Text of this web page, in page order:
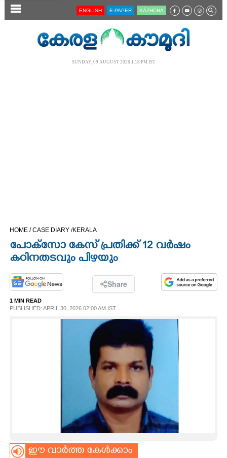
SECTIONS
ASTRO
ENGLISH E-PAPER KĀZHCHA
SUNDAY, 09 AUGUST 2026 1.18 PM IST
HOME /CASE DIARY /KERALA
പോക്സോ കേസ് പ്രതിക്ക് 12 വർഷം
കഠിനതടവും പിഴയും
Share
1 MIN READ
PUBLISHED: APRIL 30, 2026 02:00 AM IST
ഈ വാർത്ത കേൾക്കാം